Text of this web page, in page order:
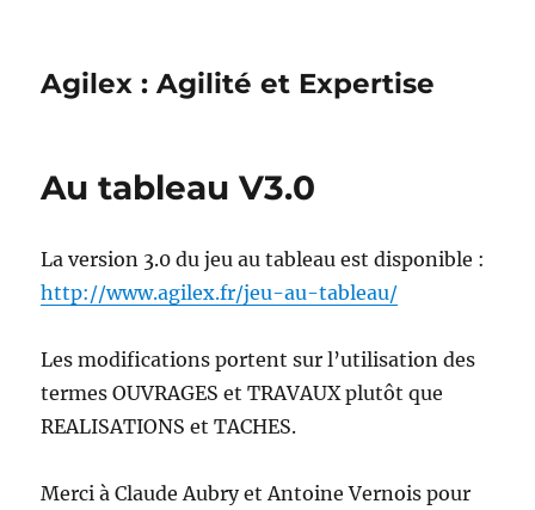
Agilex : Agilité et Expertise
Au tableau V3.0
La version 3.0 du jeu au tableau est disponible :
http://www.agilex.fr/jeu-au-tableau/
Les modifications portent sur l’utilisation des
termes OUVRAGES et TRAVAUX plutôt que
REALISATIONS et TACHES.
Merci à Claude Aubry et Antoine Vernois pour